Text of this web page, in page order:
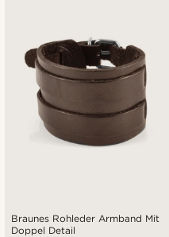
Braunes Rohleder Armband Mit
Doppel Detail